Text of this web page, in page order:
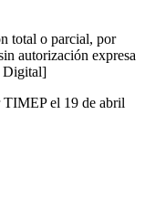
total o parcial, por
autorización expresa
Digital]
el 19 de abril